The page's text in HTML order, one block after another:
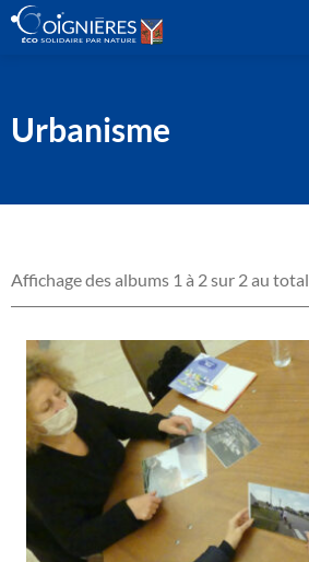
Urbanisme
Affichage des albums 1 à 2 sur 2 au total